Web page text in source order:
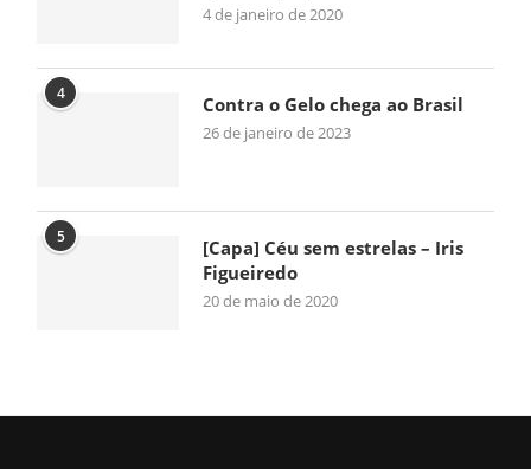
4 de janeiro de 2020
4 Contra o Gelo chega ao Brasil
26 de janeiro de 2023
5
[Capa] Céu sem estrelas – Iris
Figueiredo
20 de maio de 2020